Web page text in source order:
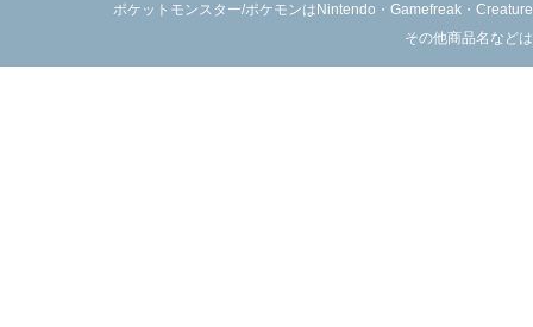
ポケットモンスター/ポケモンはNintendo・Gamefreak・
その他商品名など